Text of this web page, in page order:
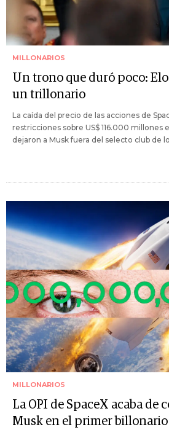
MILLONARIOS
Un trono que duró poco:
un trillonario
La caída del precio de las acciones de
restricciones sobre US$ 116.000 millones
dejaron a Musk fuera del selecto club de
MILLONARIOS
La OPI de SpaceX acaba de
Musk en el primer